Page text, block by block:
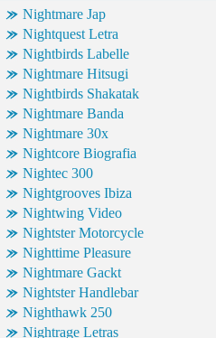
Nightmare Jap
Nightquest Letra
Nightbirds Labelle
Nightmare Hitsugi
Nightbirds Shakatak
Nightmare Banda
Nightmare 30x
Nightcore Biografia
Nightec 300
Nightgrooves Ibiza
Nightwing Video
Nightster Motorcycle
Nighttime Pleasure
Nightmare Gackt
Nightster Handlebar
Nighthawk 250
Nightrage Letras